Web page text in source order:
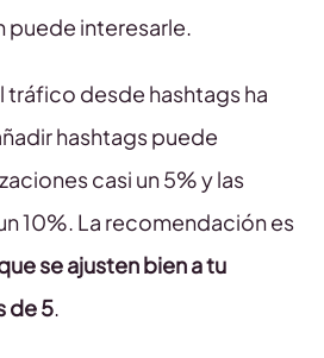
puede interesarle.
tráfico desde hashtags ha
hashtags puede
casi un 5% y las
10%. La recomendación es
se ajusten bien a tu
de 5.